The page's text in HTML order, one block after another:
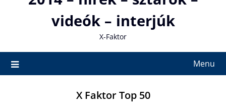
videók – interjúk
X-Faktor
Menu
X Faktor Top 50